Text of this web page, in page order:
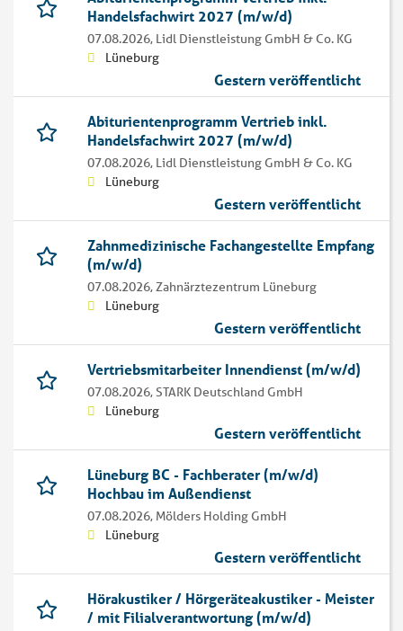
Handelsfachwirt 2027 (m/w/d)
07.08.2026, Lidl Dienstleistung GmbH & Co. KG
Lüneburg
Gestern veröffentlicht
Abiturientenprogramm Vertrieb inkl.
Handelsfachwirt 2027 (m/w/d)
07.08.2026, Lidl Dienstleistung GmbH & Co. KG
Lüneburg
Gestern veröffentlicht
Zahnmedizinische Fachangestellte Empfang
(m/w/d)
07.08.2026,Zahnärztezentrum Lüneburg
Lüneburg
Gestern veröffentlicht
Vertriebsmitarbeiter Innendienst (m/w/d)
07.08.2026,STARK Deutschland GmbH
Lüneburg
Gestern veröffentlicht
Lüneburg BC - Fachberater (m/w/d)
Hochbau im Außendienst
07.08.2026, Mölders Holding GmbH
Lüneburg
Gestern veröffentlicht
Hörakustiker / Hörgeräteakustiker - Meister
/ mit Filialverantwortung (m/w/d)